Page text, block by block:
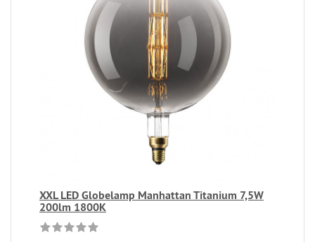
XXL LED Globelamp Manhattan Titanium 7,5W
200lm 1800K